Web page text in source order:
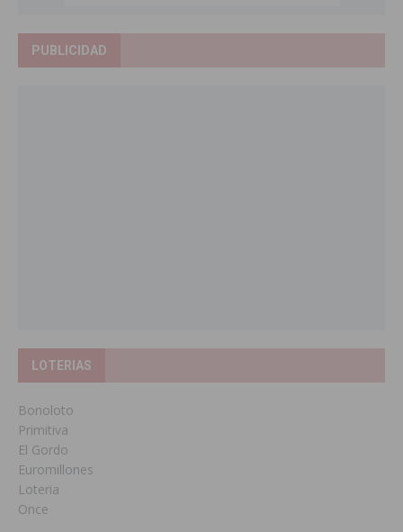
PUBLICIDAD
LOTERIAS
Bonoloto
Primitiva
El Gordo
Euromillones
Loteria
Once